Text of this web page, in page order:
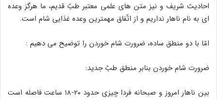
احادیث شریف و نیز متن های علمی معتبر طبّ قدیم، ما هرگز وعده
ای به نام ناهار نداریم و از اتّفاق مهمترین وعده غذایی شام است.
امّا با دو منطق ساده، ضرورت شام خوردن را توضیح می دهیم :
ضرورت شام خوردن بنابر منطق طبّ جدید:
بین ناهار امروز و صبحانه فردا چیزی حدود ۲۰-۱۸ ساعت فاصله است